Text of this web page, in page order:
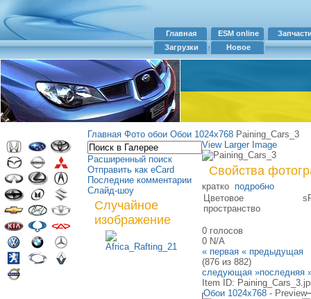
Главная ESM online
Загрузки
Новое
Главная Фото обои Обои 1024х768 Paining_Cars_3
Расширенный поиск
Отправить как eCard
Последние комментарии
Слайд-шоу
Случайное
изображение
View Larger Image
Свойства
кратко подробно
Цветовое
пространство
0 голосов
0 N/A
« первая « предыдущая
(876 из 882)
следующая »последняя
Item ID:
Обои 1024х768 - Preview